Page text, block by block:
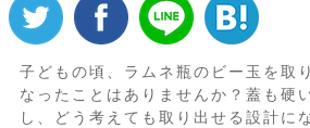
子どもの頃、ラムネ瓶のビー玉を取
なったことはありませんか？蓋も硬
し、どう考えても取り出せる設計に